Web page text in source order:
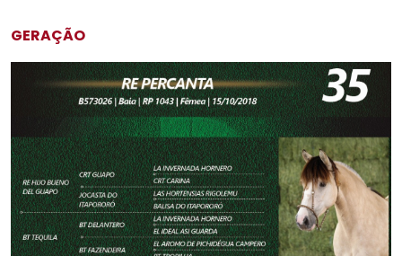
GERAÇÃO